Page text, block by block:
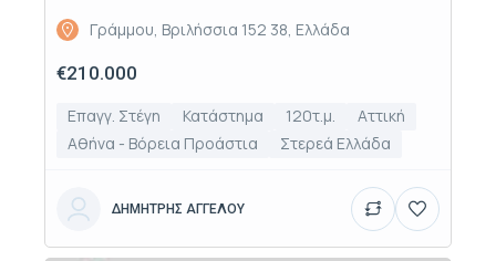
Γράμμου, Βριλήσσια 152 38, Ελλάδα
€210.000
Επαγγ. Στέγη Κατάστημα 120τ.μ.
Αττική
Αθήνα - Βόρεια Προάστια
Στερεά Ελλάδα
ΔΗΜΗΤΡΗΣ ΑΓΓΕΛΟΥ